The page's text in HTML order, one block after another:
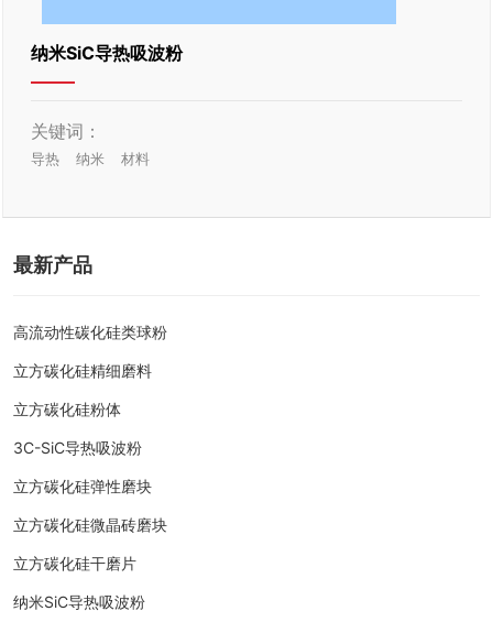
纳米SiC导热吸波粉
关键词：
导热 纳米 材料
最新产品
高流动性碳化硅类球粉
立方碳化硅精细磨料
立方碳化硅粉体
3C-SiC导热吸波粉
立方碳化硅弹性磨块
立方碳化硅微晶砖磨块
立方碳化硅干磨片
纳米SiC导热吸波粉